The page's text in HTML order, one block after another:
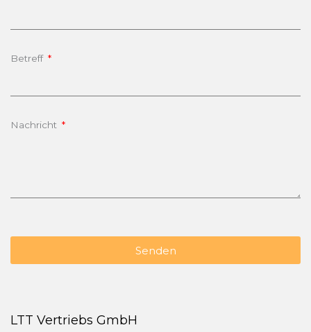
Betreff
Nachricht
Senden
LTT Vertriebs GmbH